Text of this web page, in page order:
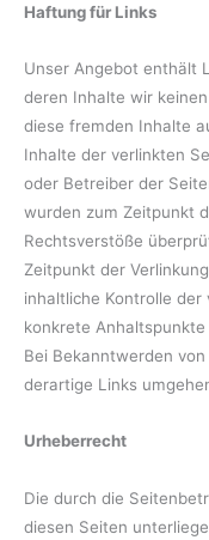
Haftung für Links
Unser Angebot enthält
deren Inhalte wir
diese fremden Inhalte
Inhalte der verlinkten
oder Betreiber der
wurden zum Zeitpunkt
Rechtsverstöße
Zeitpunkt der
inhaltliche Kontrolle
konkrete
Bei Bekanntwerden
derartige Links
Urheberrecht
Die durch die
diesen Seiten